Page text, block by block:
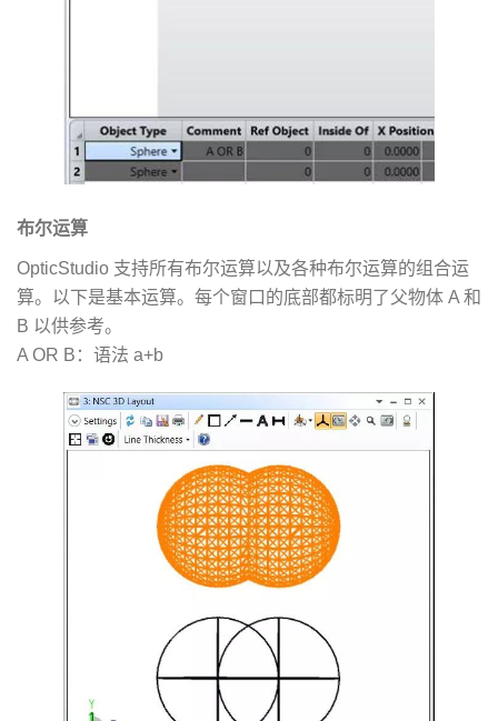
布尔运算
OpticStudio 支持所有布尔运算以及各种布尔运算的组合运
算。以下是基本运算。每个窗口的底部都标明了父物体 A 和
B 以供参考。
A OR B：语法 a+b